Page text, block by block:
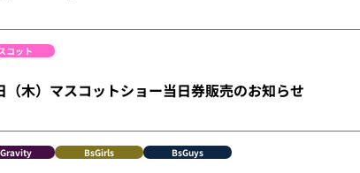
コット
（木）マスコットショー当日券販売のお知らせ
BsGirls BsGuys